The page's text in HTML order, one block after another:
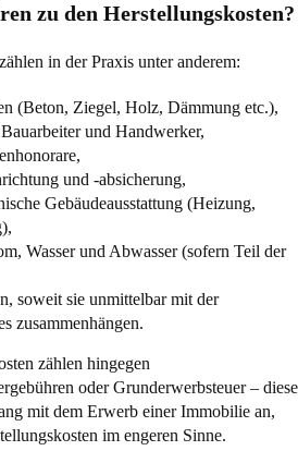
zu den Herstellungskosten?
in der Praxis unter anderem:
(Beton, Ziegel, Holz, Dämmung etc.),
und Handwerker,
und -absicherung,
Gebäudeausstattung (Heizung,
Wasser und Abwasser (sofern Teil der
soweit sie unmittelbar mit der
zusammenhängen.
zählen hingegen
oder Grunderwerbsteuer – diese
mit dem Erwerb einer Immobilie an,
im engeren Sinne.